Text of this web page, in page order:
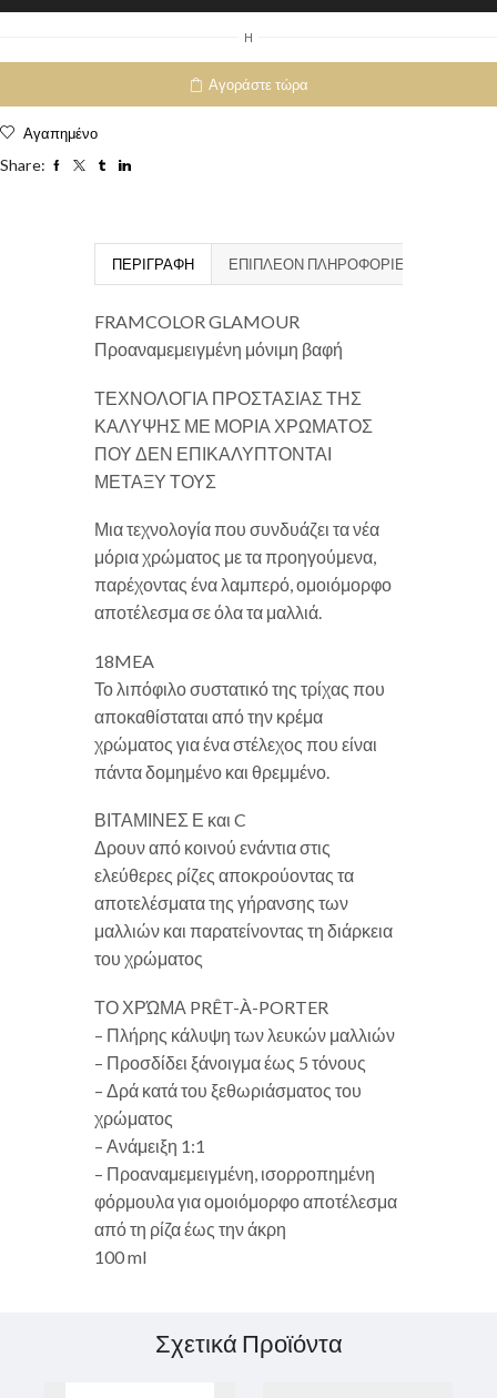
H
Αγοράστε τώρα
Αγαπημένο
Share:
ΠΕΡΙΓΡΑΦΉ ΕΠΙΠΛΈΟΝ ΠΛΗΡΟΦΟΡΊΕΣ
FRAMCOLOR GLAMOUR
Προαναμεμειγμένη μόνιμη βαφή
ΤΕΧΝΟΛΟΓΙΑ ΠΡΟΣΤΑΣΙΑΣ ΤΗΣ
ΚΑΛΥΨΗΣ ΜΕ ΜΟΡΙΑ ΧΡΩΜΑΤΟΣ
ΠΟΥ ΔΕΝ ΕΠΙΚΑΛΥΠΤΟΝΤΑΙ
ΜΕΤΑΞΥ ΤΟΥΣ
Μια τεχνολογία που συνδυάζει τα νέα
μόρια χρώματος με τα προηγούμενα,
παρέχοντας ένα λαμπερό, ομοιόμορφο
αποτέλεσμα σε όλα τα μαλλιά.
18MEA
Το λιπόφιλο συστατικό της τρίχας που
αποκαθίσταται από την κρέμα
χρώματος για ένα στέλεχος που είναι
πάντα δομημένο και θρεμμένο.
ΒΙΤΑΜΙΝΕΣ Ε και C
Δρουν από κοινού ενάντια στις
ελεύθερες ρίζες αποκρούοντας τα
αποτελέσματα της γήρανσης των
μαλλιών και παρατείνοντας τη διάρκεια
του χρώματος
ΤΟ ΧΡΏΜΑ PRÊT-À-PORTER
– Πλήρης κάλυψη των λευκών μαλλιών
– Προσδίδει ξάνοιγμα έως 5 τόνους
– Δρά κατά του ξεθωριάσματος του
χρώματος
– Ανάμειξη 1:1
– Προαναμεμειγμένη, ισορροπημένη
φόρμουλα για ομοιόμορφο αποτέλεσμα
από τη ρίζα έως την άκρη
100 ml
Σχετικά Προϊόντα